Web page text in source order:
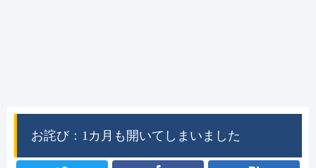
お詫び：1カ月も開いてしまいました